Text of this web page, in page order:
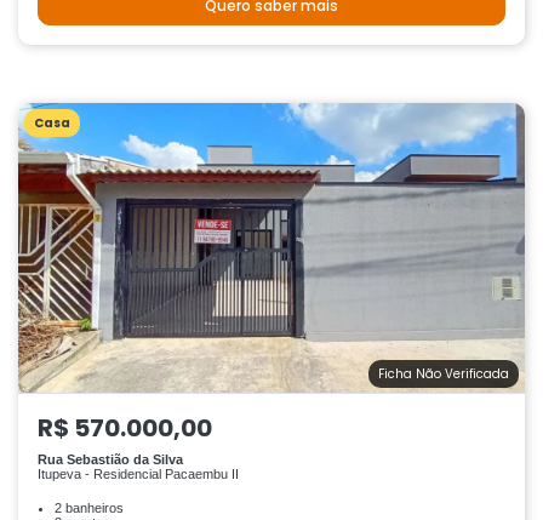
Quero saber mais
Casa
Ficha Não Verificada
R$ 570.000,00
Rua Sebastião da Silva
Itupeva - Residencial Pacaembu II
2 banheiros